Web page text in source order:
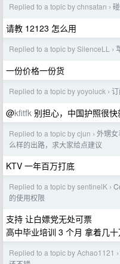
Replied to a topic by chnsatan ›
请教 12123 怎么用
Replied to a topic by SilenceLL ›
一份价格一份货
Replied to a topic by yoyoluck ›
@kfitfk 别担心，中国护照很快
Replied to a topic by cjun › 外甥
么样的出路，求大家给点建议
KTV 一年百万打底
Replied to a topic by sentinelK ›
的使用权限
支持 让白嫖党无处可票
高中毕业培训 3 个月 拿着几
Replied to a topic by Achao1121 ›